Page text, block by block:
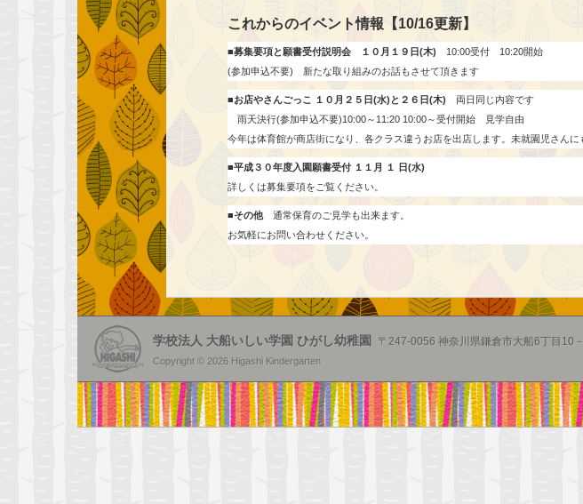
これからのイベント情報【10/16更新】
■募集要項と願書受付説明会 １０月１９日(木) 10:00受付 10:20開始
(参加申込不要) 新たな取り組みのお話もさせて頂きます
■お店やさんごっこ １０月２５日(水)と２６日(木) 両日同じ内容です
雨天決行(参加申込不要)10:00～11:20 10:00～受付開始 見学自由
今年は体育館が商店街になり、各クラス違うお店を出店します。未就園児さん
■平成３０年度入園願書受付 １１月 １ 日(水)
詳しくは募集要項をご覧ください。
■その他通常保育のご見学も出来ます。
お気軽にお問い合わせください。
学校法人 大船いしい学園 ひがし幼稚園 〒247-0056 神奈川県鎌倉市大船6丁目10
Copyright © 2026 Higashi Kindergarten